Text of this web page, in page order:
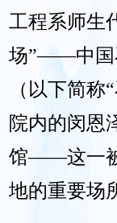
工程系师生
场”——中国
（以下简
院内的闵恩
馆——这一
地的重要场